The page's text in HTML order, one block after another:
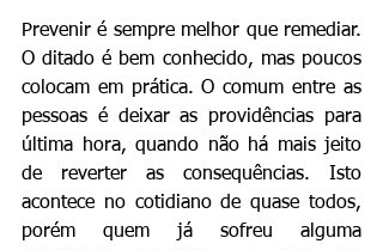
Prevenir é sempre melhor que remediar.
O ditado é bem conhecido, mas poucos
colocam em prática. O comum entre as
pessoas é deixar as providências para
última hora, quando não há mais jeito
de reverter as consequências. Isto
acontece no cotidiano de quase todos,
porém quem já sofreu alguma